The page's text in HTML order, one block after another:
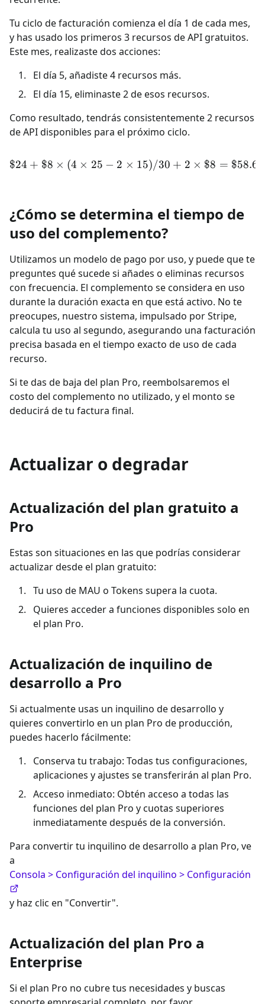
Tu ciclo de facturación comienza el día 1 de cada mes,
y has usado los primeros 3 recursos de API gratuitos.
Este mes, realizaste dos acciones:
El día 5, añadiste 4 recursos más.
El día 15, eliminaste 2 de esos recursos.
Como resultado, tendrás consistentemente 2 recursos
de API disponibles para el próximo ciclo.
\$24 + \$8 \times (4
$24 + $8 × (4 × 25 − 2 × 15)/30 + 2 × $8 = $58.67
¿Cómo se determina el tiempo de
uso del complemento?
Utilizamos un modelo de pago por uso, y puede que te
preguntes qué sucede si añades o eliminas recursos
con frecuencia. El complemento se considera en uso
durante la duración exacta en que está activo. No te
preocupes, nuestro sistema, impulsado por Stripe,
calcula tu uso al segundo, asegurando una facturación
precisa basada en el tiempo exacto de uso de cada
recurso.
Si te das de baja del plan Pro, reembolsaremos el
costo del complemento no utilizado, y el monto se
deducirá de tu factura final.
Actualizar o degradar
Actualización del plan gratuito a
Pro
Estas son situaciones en las que podrías considerar
actualizar desde el plan gratuito:
Tu uso de MAU o Tokens supera la cuota.
Quieres acceder a funciones disponibles solo en
el plan Pro.
Actualización de inquilino de
desarrollo a Pro
Si actualmente usas un inquilino de desarrollo y
quieres convertirlo en un plan Pro de producción,
puedes hacerlo fácilmente:
Conserva tu trabajo: Todas tus configuraciones,
aplicaciones y ajustes se transferirán al plan Pro.
Acceso inmediato: Obtén acceso a todas las
funciones del plan Pro y cuotas superiores
inmediatamente después de la conversión.
Para convertir tu inquilino de desarrollo a plan Pro, ve
a
Consola > Configuración del inquilino > Configuración
y haz clic en "Convertir".
Actualización del plan Pro a
Enterprise
Si el plan Pro no cubre tus necesidades y buscas